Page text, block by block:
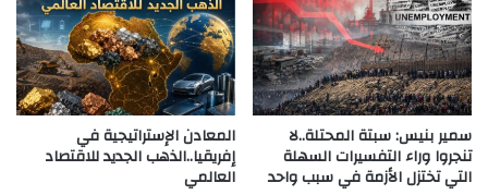
سمير بنيس: سبتة المحتلة..لا
تنجروا وراء التفسيرات السهلة
التي تختزل الأزمة في سبب واحد
المعادن الإستراتيجية في
إفريقيا..الذهب الجديد للاقتصاد
العالمي